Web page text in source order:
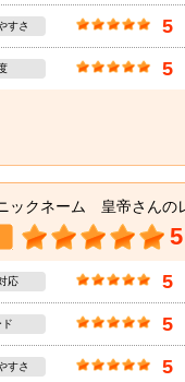
すさ 5
5
ックネーム 皇帝さんの
5
応 5
5
すさ 5